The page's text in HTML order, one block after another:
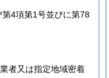
4項第1号並びに第78
者又は指定地域密着